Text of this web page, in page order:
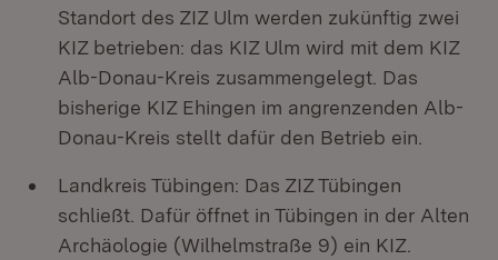
Standort des ZIZ Ulm werden zukünftig zwei
KIZ betrieben: das KIZ Ulm wird mit dem KIZ
Alb-Donau-Kreis zusammengelegt. Das
bisherige KIZ Ehingen im angrenzenden Alb-
Donau-Kreis stellt dafür den Betrieb ein.
Landkreis Tübingen: Das ZIZ Tübingen
schließt. Dafür öffnet in Tübingen in der Alten
Archäologie (Wilhelmstraße 9) ein KIZ.